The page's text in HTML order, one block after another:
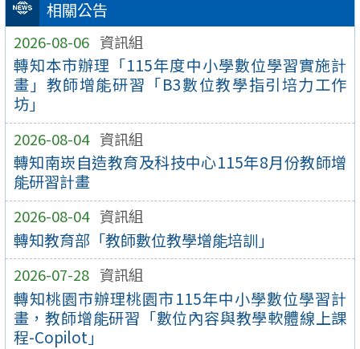
相關公告
2026-08-06 資訊組
轉知本市辦理「115年度中小學數位學習實施計
畫」教師增能研習「B3數位教學指引培力工作
坊」
2026-08-04 資訊組
轉知南崁自造教育及科技中心115年8月份教師增
能研習計畫
2026-08-04 資訊組
轉知教育部「教師數位教學增能培訓」
2026-07-28 資訊組
轉知桃園市辦理桃園市115年中小學數位學習計
畫，教師增能研習「數位內容與教學軟體線上課
程-Copilot」